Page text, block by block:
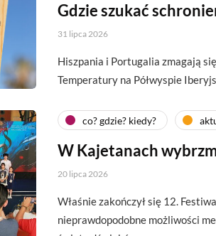
Gdzie szukać
31 lipca 2026
Hiszpania i Portugalia zmagają
Temperatury na Półwyspie
co? gdzie? kiedy?
W Kajetanach
20 lipca 2026
Właśnie zakończył się 12.
nieprawdopodobne możliwości